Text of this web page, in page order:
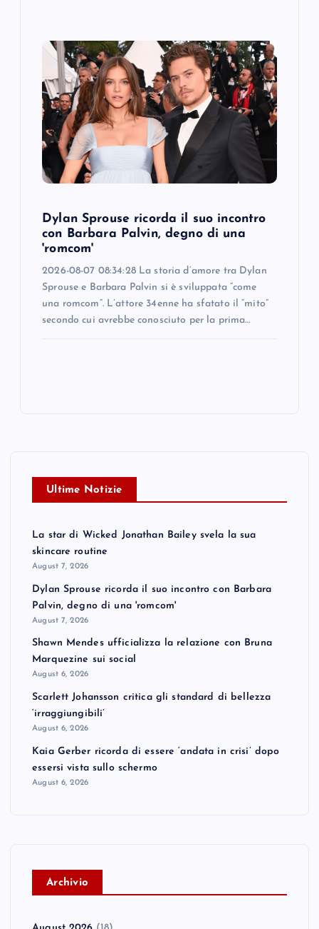
Dylan Sprouse ricorda il suo incontro
con Barbara Palvin, degno di una
'romcom'
2026-08-07 08:34:28 La storia d’amore tra Dylan
Sprouse e Barbara Palvin si è sviluppata “come
una romcom”. L’attore 34enne ha sfatato il “mito”
secondo cui avrebbe conosciuto per la prima…
Ultime Notizie
La star di Wicked Jonathan Bailey svela la sua
skincare routine
August 7, 2026
Dylan Sprouse ricorda il suo incontro con Barbara
Palvin, degno di una 'romcom'
August 7, 2026
Shawn Mendes ufficializza la relazione con Bruna
Marquezine sui social
August 6, 2026
Scarlett Johansson critica gli standard di bellezza
‘irraggiungibili’
August 6, 2026
Kaia Gerber ricorda di essere ‘andata in crisi’ dopo
essersi vista sullo schermo
August 6, 2026
Archivio